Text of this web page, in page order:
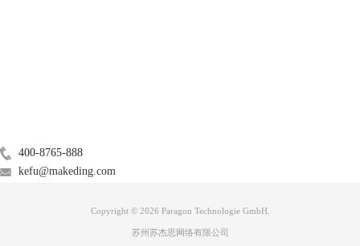
400-8765-888
kefu@makeding.com
Copyright © 2026 Paragon Technologie GmbH.
苏州苏杰思网络有限公司